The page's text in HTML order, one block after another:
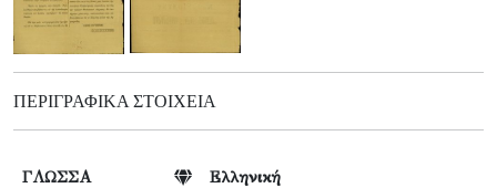
ΠΕΡΙΓΡΑΦΙΚΆ ΣΤΟΙΧΕΊΑ
ΓΛΩΣΣΑ
Ελληνική